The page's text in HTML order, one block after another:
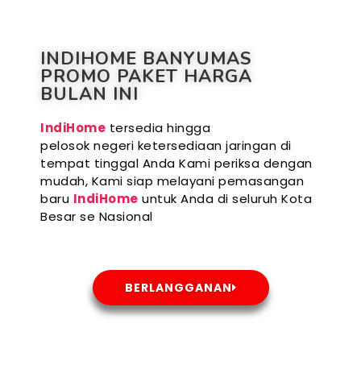
INDIHOME BANYUMAS
PROMO PAKET HARGA
BULAN INI
IndiHome tersedia hingga
pelosok negeri ketersediaan jaringan di
tempat tinggal Anda Kami periksa dengan
mudah, Kami siap melayani pemasangan
baru IndiHome untuk Anda di seluruh Kota
Besar se Nasional
BERLANGGANAN